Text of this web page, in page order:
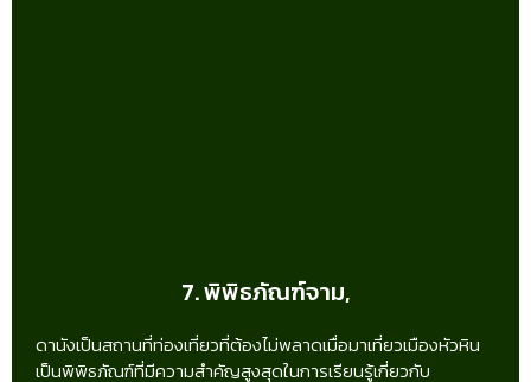
7. พิพิธภัณฑ์จาม,
ดานังเป็นสถานที่ท่องเที่ยวที่ต้องไม่พลาดเมื่อมาเที่ยวเมืองหัวหิน
เป็นพิพิธภัณฑ์ที่มีความสำคัญสูงสุดในการเรียนรู้เกี่ยวกับ